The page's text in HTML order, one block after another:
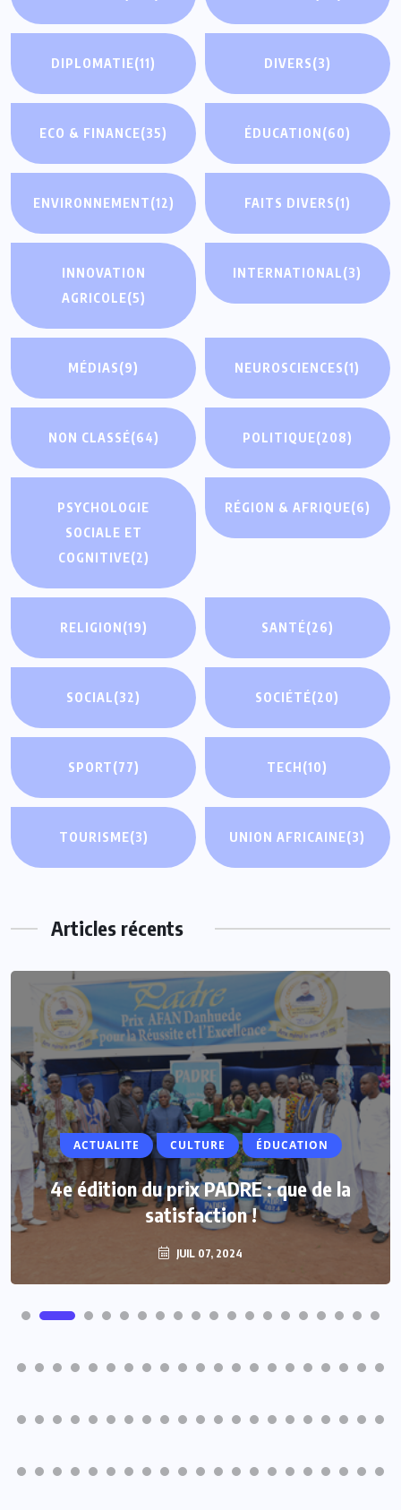
DIPLOMATIE(11) DIVERS(3)
ECO & FINANCE(35) ÉDUCATION(60)
ENVIRONNEMENT(12) FAITS DIVERS(1)
INNOVATION
AGRICOLE(5)
INTERNATIONAL(3)
MÉDIAS(9) NEUROSCIENCES(1)
NON CLASSÉ(64) POLITIQUE(208)
PSYCHOLOGIE
SOCIALE ET
COGNITIVE(2)
RÉGION & AFRIQUE(6)
RELIGION(19) SANTÉ(26)
SOCIAL(32) SOCIÉTÉ(20)
SPORT(77) TECH(10)
TOURISME(3) UNION AFRICAINE(3)
Articles récents
ACTUALITE CULTURE ÉDUCATION
4e édition du prix PADRE : que de la
satisfaction !
JUIL 07, 2024
ACTUALITE
Vacances parlementaires : les députés
renforcent leur proximité avec les
populations
JUIL 07, 2024